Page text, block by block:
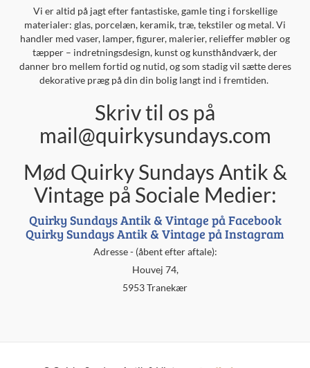
Vi er altid på jagt efter fantastiske, gamle ting i forskellige
materialer: glas, porcelæn, keramik, træ, tekstiler og metal. Vi
handler med vaser, lamper, figurer, malerier, relieffer møbler og
tæpper – indretningsdesign, kunst og kunsthåndværk, der
danner bro mellem fortid og nutid, og som stadig vil sætte deres
dekorative præg på din din bolig langt ind i fremtiden.
Skriv til os på
mail@quirkysundays.com
Mød Quirky Sundays Antik &
Vintage på Sociale Medier:
Quirky Sundays Antik & Vintage på Facebook
Quirky Sundays Antik & Vintage på Instagram
Adresse - (åbent efter aftale):
Houvej 74,
5953 Tranekær